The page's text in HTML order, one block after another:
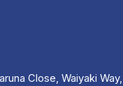
Close, Waiyaki Way,